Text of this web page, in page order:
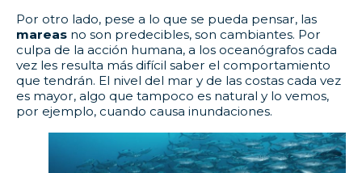
Por otro lado, pese a lo que se pueda pensar, las
mareas no son predecibles, son cambiantes. Por
culpa de la acción humana, a los oceanógrafos cada
vez les resulta más difícil saber el comportamiento
que tendrán. El nivel del mar y de las costas cada vez
es mayor, algo que tampoco es natural y lo vemos,
por ejemplo, cuando causa inundaciones.